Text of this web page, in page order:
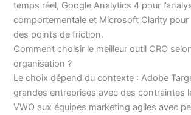
temps réel, Google Analytics 4 pour
comportementale et Microsoft Clarity pour
des points de friction.
Comment choisir le meilleur outil CRO
organisation ?
Le choix dépend du contexte : Adobe
grandes entreprises avec des contraintes
VWO aux équipes marketing agiles avec